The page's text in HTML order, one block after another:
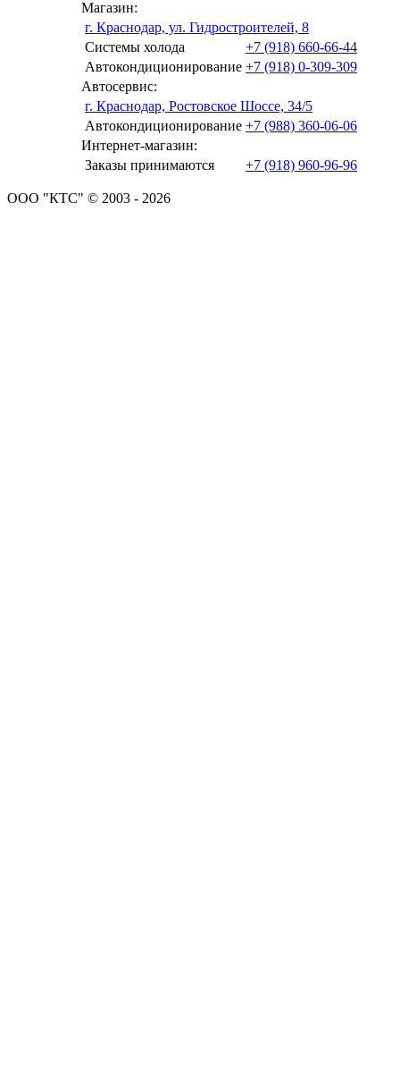
Магазин:
г. Краснодар, ул. Гидростроителей, 8
Системы холода
+7 (918) 660-66-44
Автокондиционирование +7 (918) 0-309-309
Автосервис:
г. Краснодар, Ростовское Шоссе, 34/5
Автокондиционирование +7 (988) 360-06-06
Интернет-магазин:
Заказы принимаются
+7 (918) 960-96-96
ООО "КТС" © 2003 - 2026